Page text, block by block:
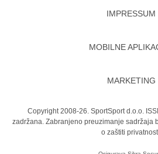
IMPRESSUM
MOBILNE
MARKETING
Copyright 2008-26. SportSport d.o.o.
zadržana. Zabranjeno preuzimanje sadržaja
o zaštiti